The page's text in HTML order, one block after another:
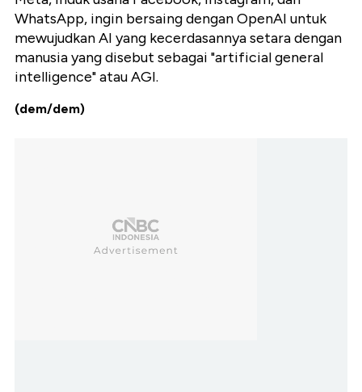
WhatsApp, ingin bersaing dengan OpenAI untuk
mewujudkan AI yang kecerdasannya setara dengan
manusia yang disebut sebagai "artificial general
intelligence" atau AGI.
(dem/dem)